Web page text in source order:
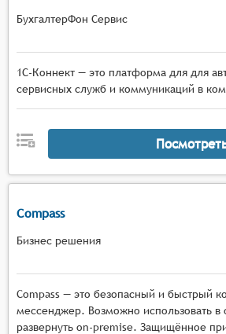
БухгалтерФон Сервис
1С-Коннект — это платформа для для
сервисных служб и коммуникаций в
Compass
Бизнес решения
Compass — это безопасный и быстрый
мессенджер. Возможно использовать в
развернуть on-premise. Защищённое